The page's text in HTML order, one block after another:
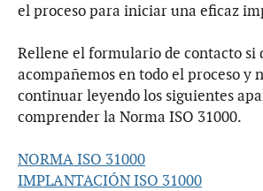
el proceso para iniciar una eficaz
Rellene el formulario de contacto si
acompañemos en todo el proceso y
continuar leyendo los siguientes
comprender la Norma ISO 31000.
NORMA ISO 31000
IMPLANTACIÓN ISO 31000